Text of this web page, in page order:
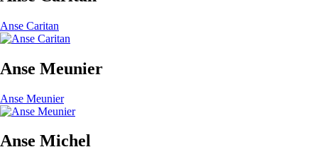
Anse Caritan
Anse Meunier
Anse Meunier
Anse Michel